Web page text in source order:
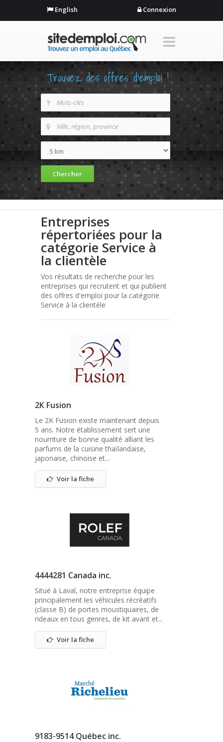
English Connexion
Trouvez des offres d'emploi !
Entreprises
répertoriées pour la
catégorie Service à
la clientèle
Vos résultats de recherche pour les
entreprises qui recrutent et qui publient
des offres d'emploi pour la catégorie
Service à la clientèle
2K Fusion
Le 2K Fusion existe maintenant depuis
5 ans. Notre établissement sert une
nourriture de bonne qualité alliant les
parfums de la cuisine thaïlandaise,
japonaise, chinoise et...
Voir la fiche
4444281 Canada inc.
Situé à Laval, notre entreprise équipe
principalement les véhicules récréatifs
(classe B) de portes moustiquaires, de
rideaux en tous genres, de kit avant et...
Voir la fiche
9183-9514 Québec inc.